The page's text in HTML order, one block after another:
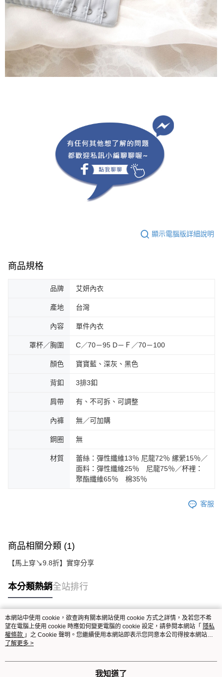
顯示電腦版詳細說明
商品規格
品牌 艾妍內衣
產地 台灣
內容 單件內衣
罩杯／胸圍 C／70－95 D－Ｆ／70－100
顏色 寶寶藍、深灰、黑色
背釦 3排3釦
肩帶 有、不可拆、可調整
內褲 無／可加購
鋼圈 無
材質
蕾絲：彈性纖維13％ 尼龍72％ 縲縈15％／
面料：彈性纖維25％ 尼龍75％／杯裡：
聚酯纖維65％ 棉35％
客服
商品相關分類 (1)
【馬上穿↘9.8折】實穿分享
本分類熱銷全站排行
熱門標籤
本網站中使用 cookie，欲查詢有關本網站使用 cookie 方式之詳情，及若您不希
望在電腦上使用 cookie 時應如何變更電腦的 cookie 設定，請參閱本網站「 隱私
權條款 」之 Cookie 聲明。您繼續使用本網站即表示您同意本公司得按本網站使
用條款之 Cookie 聲明使用 cookie。
了解更多 >
我知道了